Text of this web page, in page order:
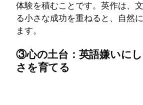
体験を積むことです。英作は、
る小さな成功を重ねると、自然
ます。
③心の土台：英語嫌いに
さを育てる